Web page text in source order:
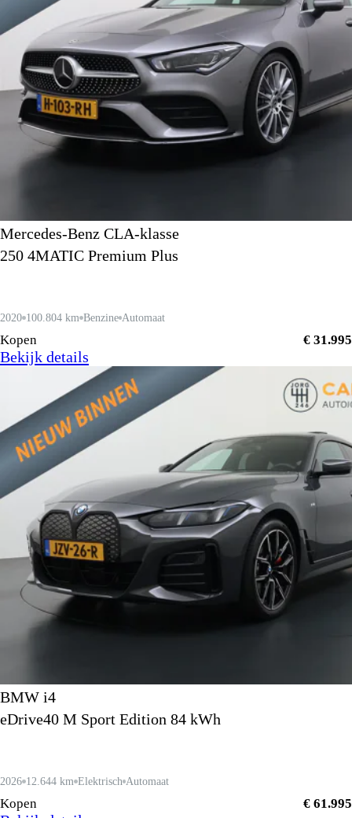
Mercedes-Benz CLA-klasse
250 4MATIC Premium Plus
2020 100.804 km Benzine Automaat
Kopen € 31.995
Bekijk details
BMW i4
eDrive40 M Sport Edition 84 kWh
2026 12.644 km Elektrisch Automaat
Kopen € 61.995